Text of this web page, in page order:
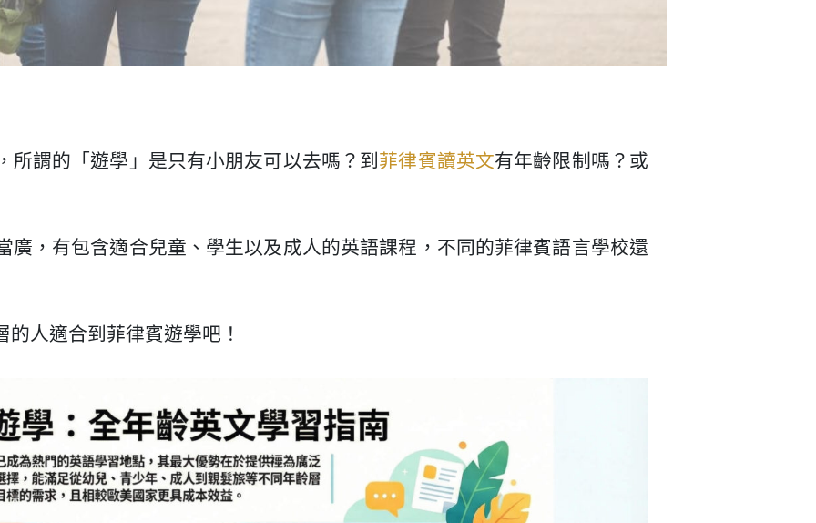
所謂的「遊學」是只有小朋友可以去嗎？到 菲律賓讀英文有年齡限制嗎？或
廣，有包含適合兒童、學生以及成人的英語課程，不同的菲律賓語言學校還
人適合到菲律賓遊學吧！